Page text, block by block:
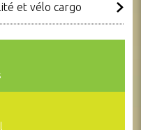
et vélo cargo